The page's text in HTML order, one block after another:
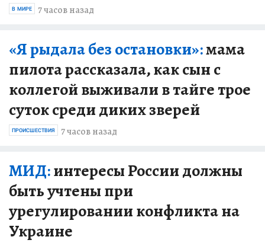
7 часов назад
В МИРЕ
«Я рыдала без остановки»:мама
пилота рассказала, как сын с
коллегой выживали в тайге трое
суток среди диких зверей
7 часов назад
ПРОИСШЕСТВИЯ
МИД:интересы России должны
быть учтены при
урегулировании конфликта на
Украине